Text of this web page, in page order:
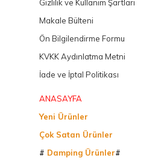
Gizlilik ve Kullanım Şartları
Makale Bülteni
Ön Bilgilendirme Formu
KVKK Aydınlatma Metni
İade ve İptal Politikası
ANASAYFA
Yeni Ürünler
Çok Satan Ürünler
# Damping Ürünler#